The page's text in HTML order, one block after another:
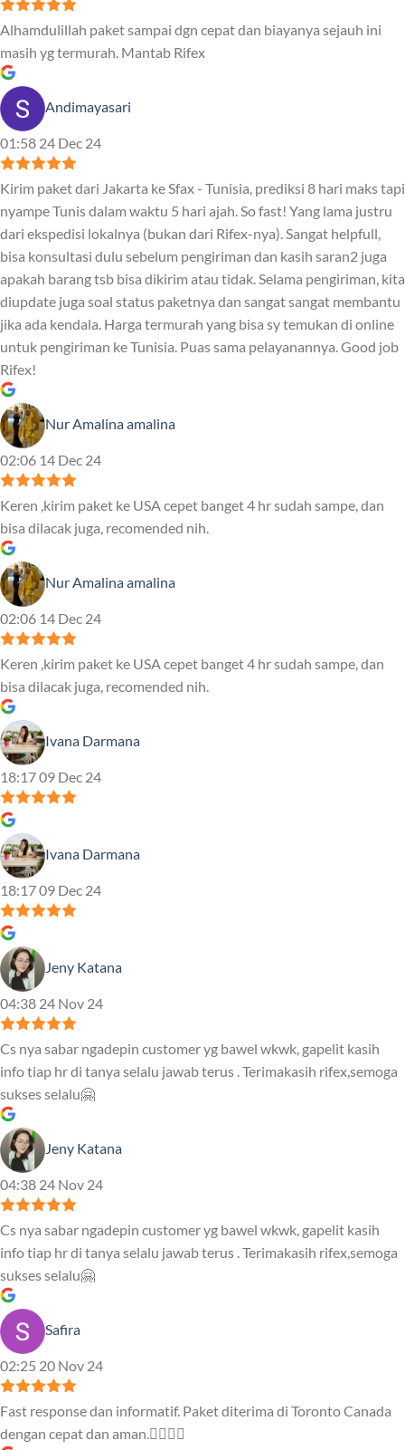
Alhamdulillah paket sampai dgn cepat dan biayanya sejauh ini
masih yg termurah. Mantab Rifex
Andimayasari
01:58 24 Dec 24
Kirim paket dari Jakarta ke Sfax - Tunisia, prediksi 8 hari maks tapi
nyampe Tunis dalam waktu 5 hari ajah. So fast! Yang lama justru
dari ekspedisi lokalnya (bukan dari Rifex-nya). Sangat helpfull,
bisa konsultasi dulu sebelum pengiriman dan kasih saran2 juga
apakah barang tsb bisa dikirim atau tidak. Selama pengiriman, kita
diupdate juga soal status paketnya dan sangat sangat membantu
jika ada kendala. Harga termurah yang bisa sy temukan di online
untuk pengiriman ke Tunisia. Puas sama pelayanannya. Good job
Rifex!
Nur Amalina amalina
02:06 14 Dec 24
Keren ,kirim paket ke USA cepet banget 4 hr sudah sampe, dan
bisa dilacak juga, recomended nih.
Nur Amalina amalina
02:06 14 Dec 24
Keren ,kirim paket ke USA cepet banget 4 hr sudah sampe, dan
bisa dilacak juga, recomended nih.
Ivana Darmana
18:17 09 Dec 24
Ivana Darmana
18:17 09 Dec 24
Jeny Katana
04:38 24 Nov 24
Cs nya sabar ngadepin customer yg bawel wkwk, gapelit kasih
info tiap hr di tanya selalu jawab terus . Terimakasih rifex,semoga
sukses selalu🤗
Jeny Katana
04:38 24 Nov 24
Cs nya sabar ngadepin customer yg bawel wkwk, gapelit kasih
info tiap hr di tanya selalu jawab terus . Terimakasih rifex,semoga
sukses selalu🤗
Safira
02:25 20 Nov 24
Fast response dan informatif. Paket diterima di Toronto Canada
dengan cepat dan aman.👍🏻👍🏻